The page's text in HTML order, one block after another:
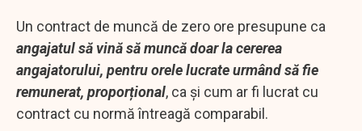
Un contract de muncă de zero ore presupune ca
angajatul să vină să muncă doar la cererea
angajatorului, pentru orele lucrate urmând să fie
remunerat, proporțional, ca și cum ar fi lucrat cu
contract cu normă întreagă comparabil.